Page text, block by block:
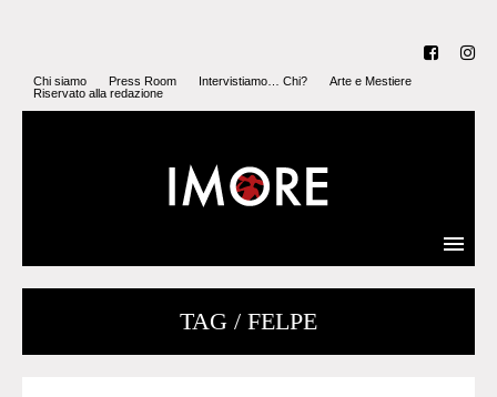
Chi siamo Press Room Intervistiamo… Chi?
Arte e Mestiere
Riservato alla redazione
TAG / FELPE